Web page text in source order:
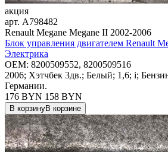
акция
арт. A798482
Renault Megane Megane II 2002-2006
Блок управления двигателем Renault
Электрика
OEM: 8200509552, 8200509516
2006; Хэтчбек 3дв.; Белый; 1,6; i;
Германии.
176 BYN 158 BYN
В корзинуВ корзине